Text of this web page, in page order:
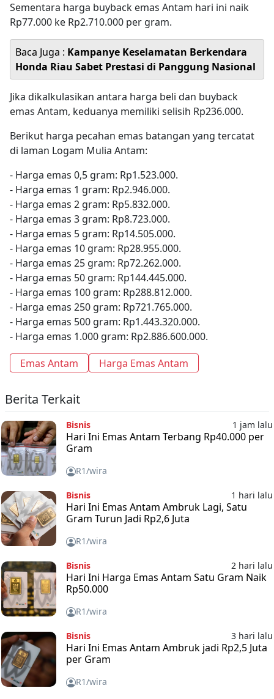
Sementara harga buyback emas Antam hari ini naik
Rp77.000 ke Rp2.710.000 per gram.
Baca Juga : Kampanye Keselamatan Berkendara
Honda Riau Sabet Prestasi di Panggung Nasional
Jika dikalkulasikan antara harga beli dan buyback
emas Antam, keduanya memiliki selisih Rp236.000.
Berikut harga pecahan emas batangan yang tercatat
di laman Logam Mulia Antam:
- Harga emas 0,5 gram: Rp1.523.000.
- Harga emas 1 gram: Rp2.946.000.
- Harga emas 2 gram: Rp5.832.000.
- Harga emas 3 gram: Rp8.723.000.
- Harga emas 5 gram: Rp14.505.000.
- Harga emas 10 gram: Rp28.955.000.
- Harga emas 25 gram: Rp72.262.000.
- Harga emas 50 gram: Rp144.445.000.
- Harga emas 100 gram: Rp288.812.000.
- Harga emas 250 gram: Rp721.765.000.
- Harga emas 500 gram: Rp1.443.320.000.
- Harga emas 1.000 gram: Rp2.886.600.000.
Emas Antam
Harga Emas Antam
Berita Terkait
Bisnis 1 jam lalu
Hari Ini Emas Antam Terbang Rp40.000 per
Gram
R1/wira
Bisnis 1 hari lalu
Hari Ini Emas Antam Ambruk Lagi, Satu
Gram Turun Jadi Rp2,6 Juta
R1/wira
Bisnis 2 hari lalu
Hari Ini Harga Emas Antam Satu Gram Naik
Rp50.000
R1/wira
Bisnis 3 hari lalu
Hari Ini Emas Antam Ambruk jadi Rp2,5 Juta
per Gram
R1/wira